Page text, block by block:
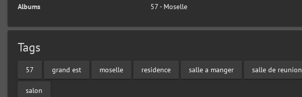
Albums
57 - Moselle
Tags
57 grand est moselle residence salle a manger salle de reunion
salon